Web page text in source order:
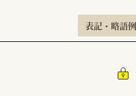
表記・略語例